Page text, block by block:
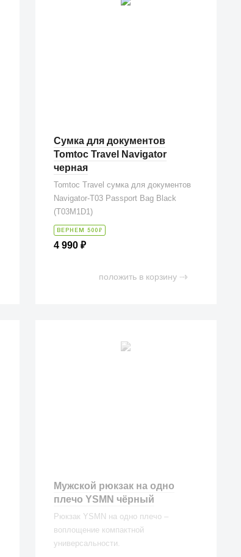
Сумка для документов
Tomtoc Travel Navigator
черная
Tomtoc Travel сумка для документов
Navigator-T03 Passport Bag Black
(T03M1D1)
ВЕРНЕМ 500 ₽
4 990₽
положить в корзину
Мужской рюкзак на одно
плечо YSMN чёрный
Рюкзак YSMN на одно плечо –
воплощение компактной
универсальности.